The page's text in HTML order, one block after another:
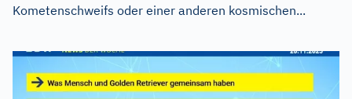
Kometenschweifs oder einer anderen kosmischen...